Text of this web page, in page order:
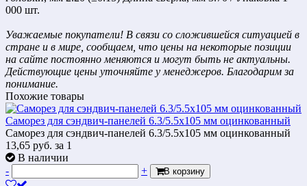
000 шт.
Уважаемые покупатели! В связи со сложившейся ситуацией в
стране и в мире, сообщаем, что цены на некоторые позиции
на сайте постоянно меняются и могут быть не актуальны.
Действующие цены уточняйте у менеджеров. Благодарим за
понимание.
Похожие товары
Саморез для сэндвич-панелей 6.3/5.5х105 мм оцинкованный
Саморез для сэндвич-панелей 6.3/5.5х105 мм оцинкованный
13,65 руб. за 1
В наличии
-
+ В корзину